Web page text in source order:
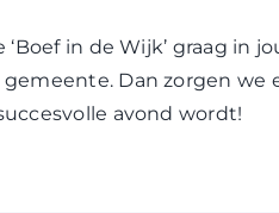
‘Boef in de Wijk’ graag in
Dan zorgen we
avond wordt!